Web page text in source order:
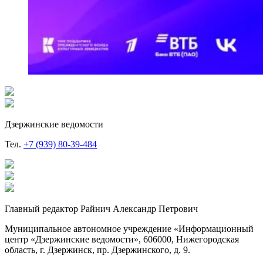
Дзержинские ведомости
Тел. +7 (939) 80-39-484
Главный редактор Райнич Александр Петрович
Муниципальное автономное учреждение «Информационный
центр «Дзержинские ведомости», 606000, Нижегородская
область, г. Дзержинск, пр. Дзержинского, д. 9.